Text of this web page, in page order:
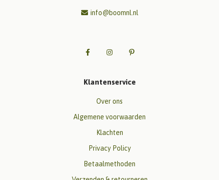
info@boomnl.nl
Klantenservice
Over ons
Algemene voorwaarden
Klachten
Privacy Policy
Betaalmethoden